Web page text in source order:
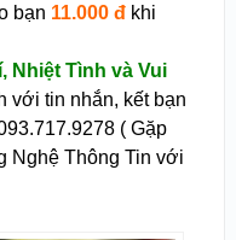
bạn 11.000 đkhi
Nhiệt Tình và Vui
với tin nhắn, kết bạn
( Gặp
Nghệ Thông Tin với